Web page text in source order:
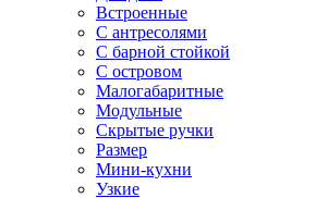
Встроенные
С антресолями
С барной стойкой
С островом
Малогабаритные
Модульные
Скрытые ручки
Размер
Мини-кухни
Узкие